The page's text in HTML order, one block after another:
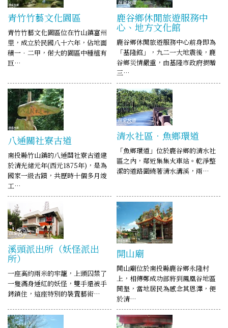
青竹竹藝文化園區
青竹竹藝文化園區位在竹山鎮富州
里，成立於民國八十六年，佔地面
積一．二甲，偌大的園區中種植有
巨…
鹿谷鄉休閒旅遊服務中
心、地方文化館
鹿谷鄉休閒旅遊服務中心前身即為
「基隆館」，九二一大地震後，鹿
谷鄉災情嚴重，由基隆市政府捐贈
三…
八通關社寮古道
南投縣竹山鎮的八通關社寮古道建
於清光緒元年(西元1875年)，是為
國家一級古蹟，共歷時十個多月竣
工…
清水社區．魚鄉環道
「魚鄉環道」位於鹿谷鄉的清水社
區之內，鄰近集集火車站。乾淨整
潔的道路圍繞著清水溝溪，兩…
溪頭派出所（妖怪派出
所）
一座高約兩米的牢籠，上頭囚禁了
一隻滿身通紅的妖怪，雙手還被手
銬鎖住，這座特別的裝置藝術…
開山廟
開山廟位於南投縣鹿谷鄉永隆村
上，相傳鄭成功部將到鳳凰谷地區
開墾，當地居民為感念其恩澤，便
於清…